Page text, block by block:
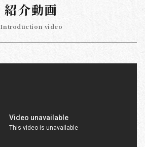
紹介動画
Introduction video